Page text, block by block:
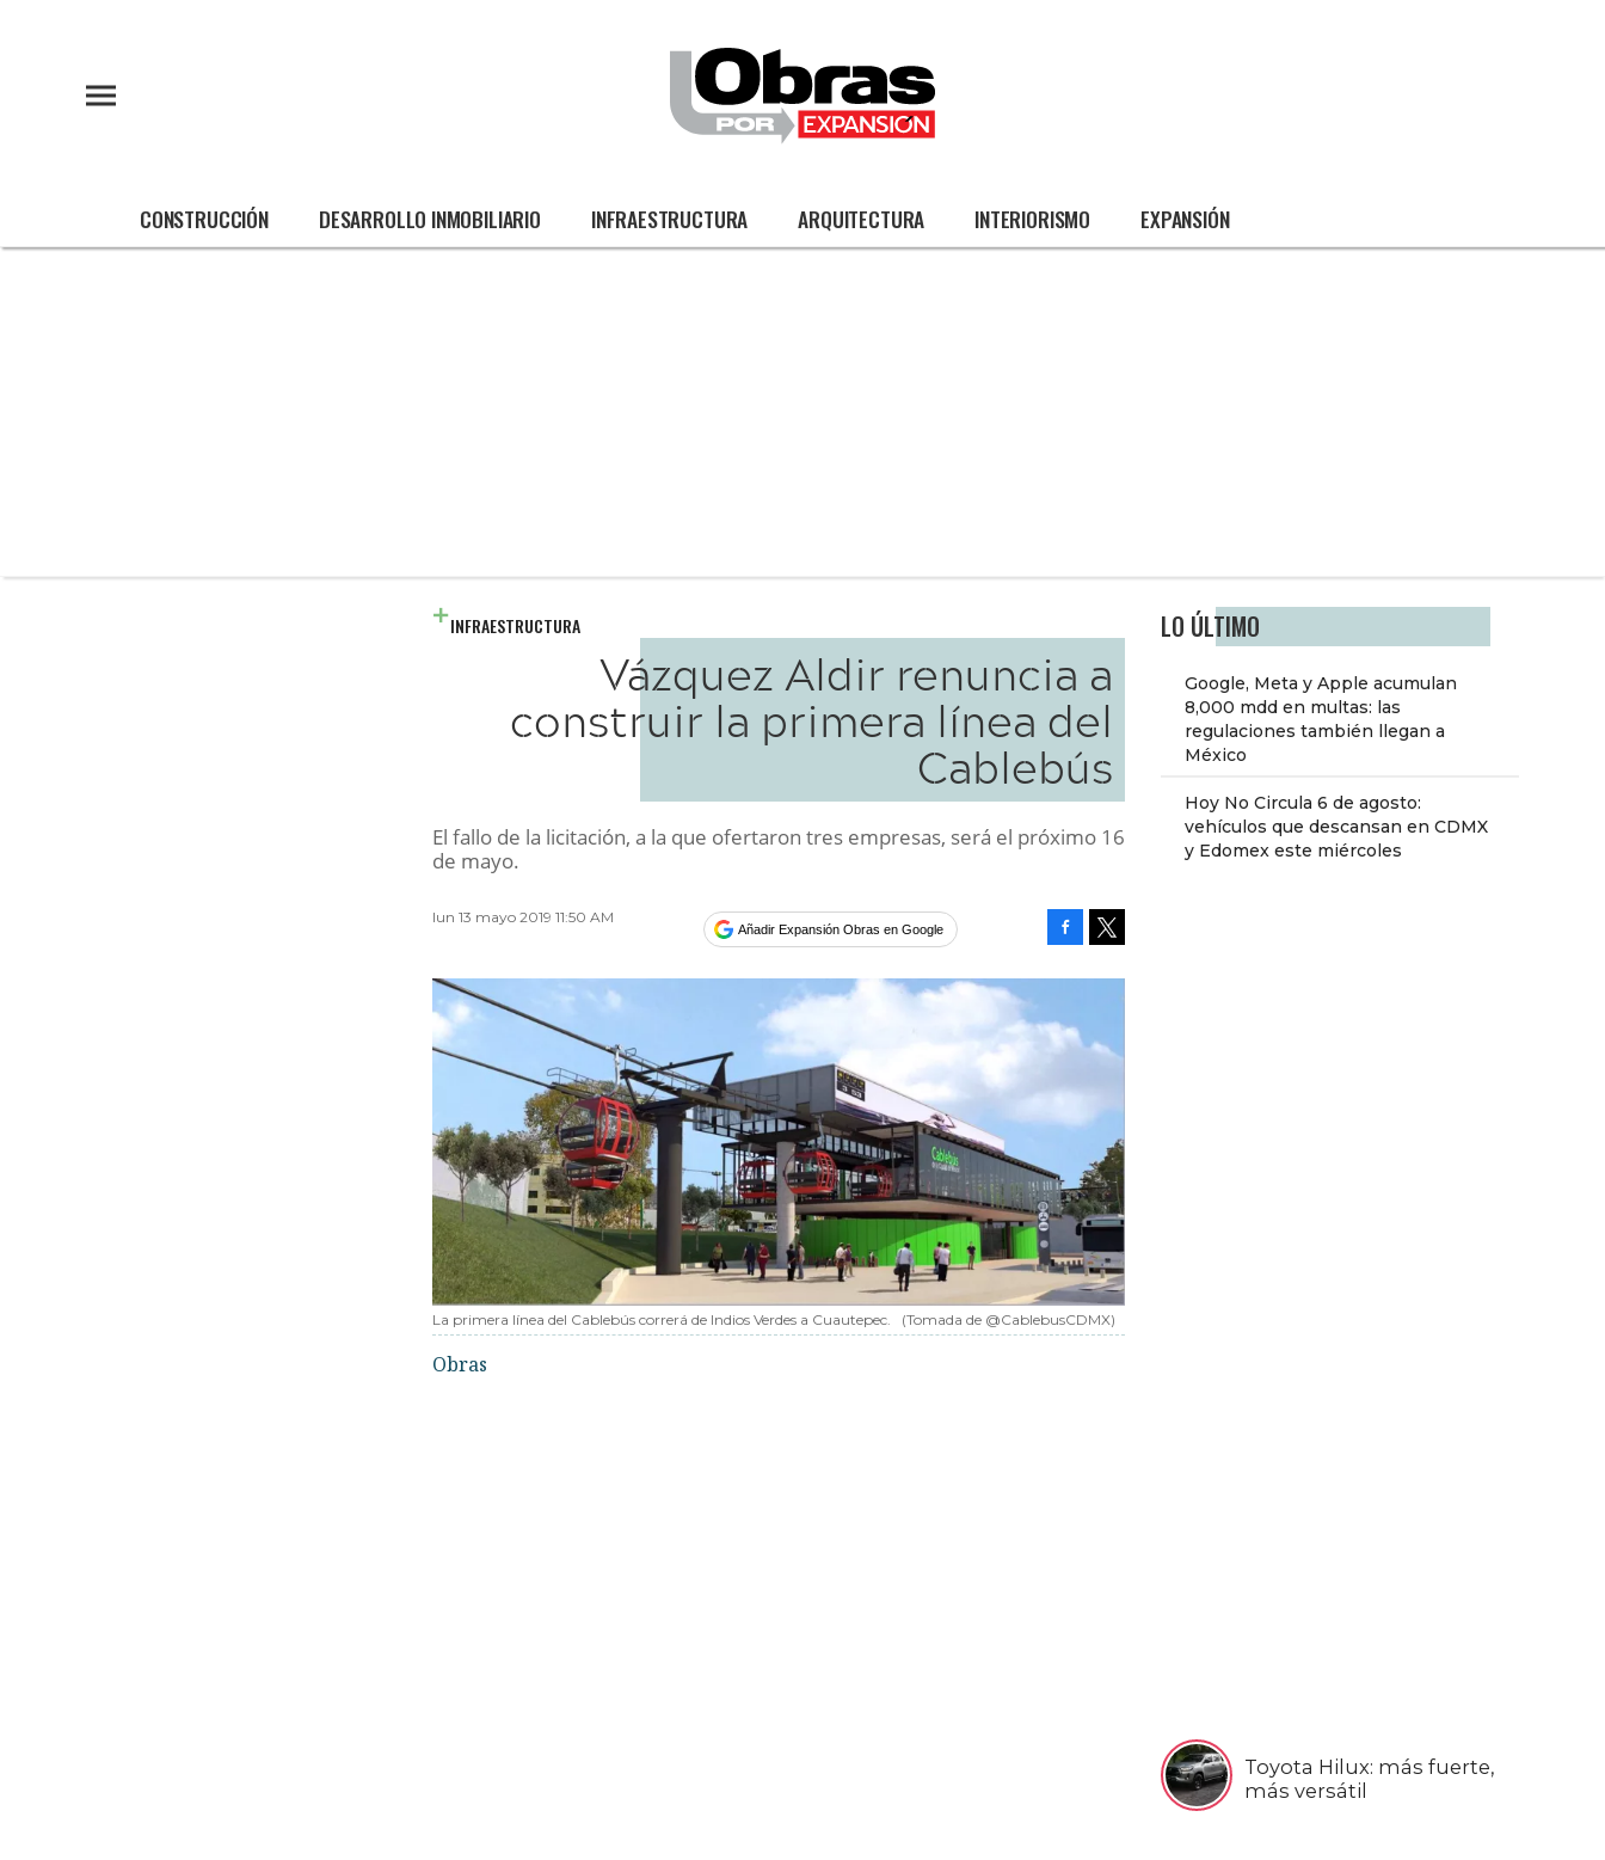
CONSTRUCCIÓN DESARROLLO INMOBILIARIO INFRAESTRUCTURA ARQUITECTURA INTERIORISMO EXPANSIÓN
LO ÚLTIMO
Google, Meta y Apple acumulan
8,000 mdd en multas: las
regulaciones también llegan a
México
Hoy No Circula 6 de agosto:
vehículos que descansan en CDMX
y Edomex este miércoles
Toyota Hilux: más fuerte,
más versátil
INFRAESTRUCTURA
Vázquez Aldir renuncia a
construir la primera línea del
Cablebús
El fallo de la licitación, a la que ofertaron tres empresas, será el próximo 16
de mayo.
lun 13 mayo 2019 11:50 AM
Añadir Expansión Obras en Google
La primera línea del Cablebús correrá de Indios Verdes a Cuautepec. (Tomada de @CablebusCDMX)
Obras